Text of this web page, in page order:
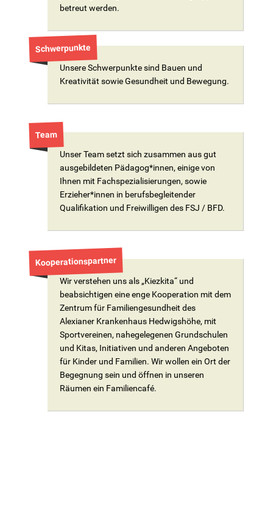
betreut werden.
Schwerpunkte
Unsere Schwerpunkte sind Bauen und
Kreativität sowie Gesundheit und Bewegung.
Team
Unser Team setzt sich zusammen aus gut
ausgebildeten Pädagog*innen, einige von
Ihnen mit Fachspezialisierungen, sowie
Erzieher*innen in berufsbegleitender
Qualifikation und Freiwilligen des FSJ / BFD.
Kooperationspartner
Wir verstehen uns als „Kiezkita“ und
beabsichtigen eine enge Kooperation mit dem
Zentrum für Familiengesundheit des
Alexianer Krankenhaus Hedwigshöhe, mit
Sportvereinen, nahegelegenen Grundschulen
und Kitas, Initiativen und anderen Angeboten
für Kinder und Familien. Wir wollen ein Ort der
Begegnung sein und öffnen in unseren
Räumen ein Familiencafé.